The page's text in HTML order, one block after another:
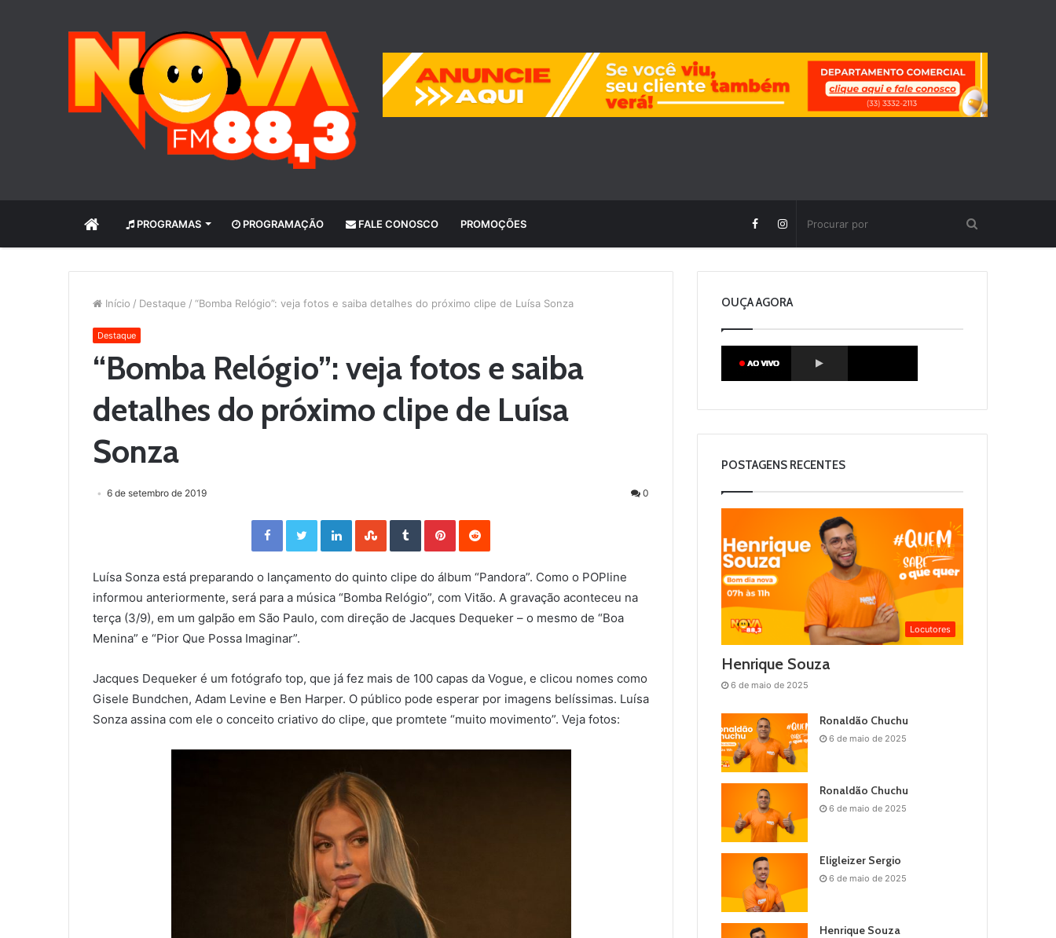
INÍCIO PROGRAMAS PROGRAMAÇÃO FALE CONOSCO PROMOÇÕES
Início / Destaque / “Bomba Relógio”: veja fotos e saiba detalhes do próximo clipe de Luísa Sonza
Destaque
“Bomba Relógio”: veja fotos e saiba
detalhes do próximo clipe de Luísa
Sonza
6 de setembro de 2019 0
Facebook Twitter LinkedIn StumbleUpon Tumblr Pinterest
Luísa Sonza está preparando o lançamento do quinto clipe do álbum “Pandora”. Como o POPline
informou anteriormente, será para a música “Bomba Relógio”, com Vitão. A gravação aconteceu na
terça (3/9), em um galpão em São Paulo, com direção de Jacques Dequeker – o mesmo de “Boa
Menina” e “Pior Que Possa Imaginar”.
Jacques Dequeker é um fotógrafo top, que já fez mais de 100 capas da Vogue, e clicou nomes como
Gisele Bundchen, Adam Levine e Ben Harper. O público pode esperar por imagens belíssimas. Luísa
Sonza assina com ele o conceito criativo do clipe, que promtete “muito movimento”. Veja fotos:
OUÇA AGORA
POSTAGENS RECENTES
Locutores
Henrique Souza
6 de maio de 2025
Ronaldão Chuchu
6 de maio de 2025
Ronaldão Chuchu
6 de maio de 2025
Eligleizer Sergio
6 de maio de 2025
Henrique Souza